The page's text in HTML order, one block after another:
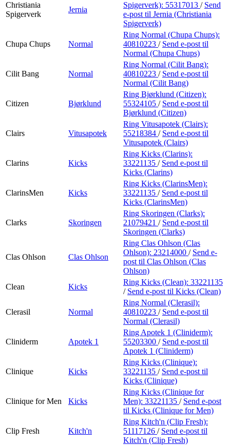
Christiania
Spigerverk
Jernia
Spigerverk): 55317013 / Send
e-post til Jernia (Christiania
Spigerverk)
Chupa Chups Normal
Ring Normal (Chupa Chups):
40810223 / Send e-post til
Normal (Chupa Chups)
Cilit Bang Normal
Ring Normal (Cilit Bang):
40810223 / Send e-post til
Normal (Cilit Bang)
Citizen Bjørklund
Ring Bjørklund (Citizen):
55324105 / Send e-post til
Bjørklund (Citizen)
Clairs Vitusapotek
Ring Vitusapotek (Clairs):
55218384 / Send e-post til
Vitusapotek (Clairs)
Clarins Kicks
Ring Kicks (Clarins):
33221135 / Send e-post til
Kicks (Clarins)
ClarinsMen Kicks
Ring Kicks (ClarinsMen):
33221135 / Send e-post til
Kicks (ClarinsMen)
Clarks Skoringen
Ring Skoringen (Clarks):
21079421 / Send e-post til
Skoringen (Clarks)
Clas Ohlson Clas Ohlson
Ring Clas Ohlson (Clas
Ohlson): 23214000 / Send e-
post til Clas Ohlson (Clas
Ohlson)
Clean
Kicks
Ring Kicks (Clean): 33221135
/ Send e-post til Kicks (Clean)
Clerasil Normal
Ring Normal (Clerasil):
40810223 / Send e-post til
Normal (Clerasil)
Cliniderm Apotek 1
Ring Apotek 1 (Cliniderm):
55203300 / Send e-post til
Apotek 1 (Cliniderm)
Clinique Kicks
Ring Kicks (Clinique):
33221135 / Send e-post til
Kicks (Clinique)
Clinique for Men Kicks
Ring Kicks (Clinique for
Men): 33221135 / Send e-post
til Kicks (Clinique for Men)
Clip Fresh Kitch'n
Ring Kitch'n (Clip Fresh):
51117126 / Send e-post til
Kitch'n (Clip Fresh)